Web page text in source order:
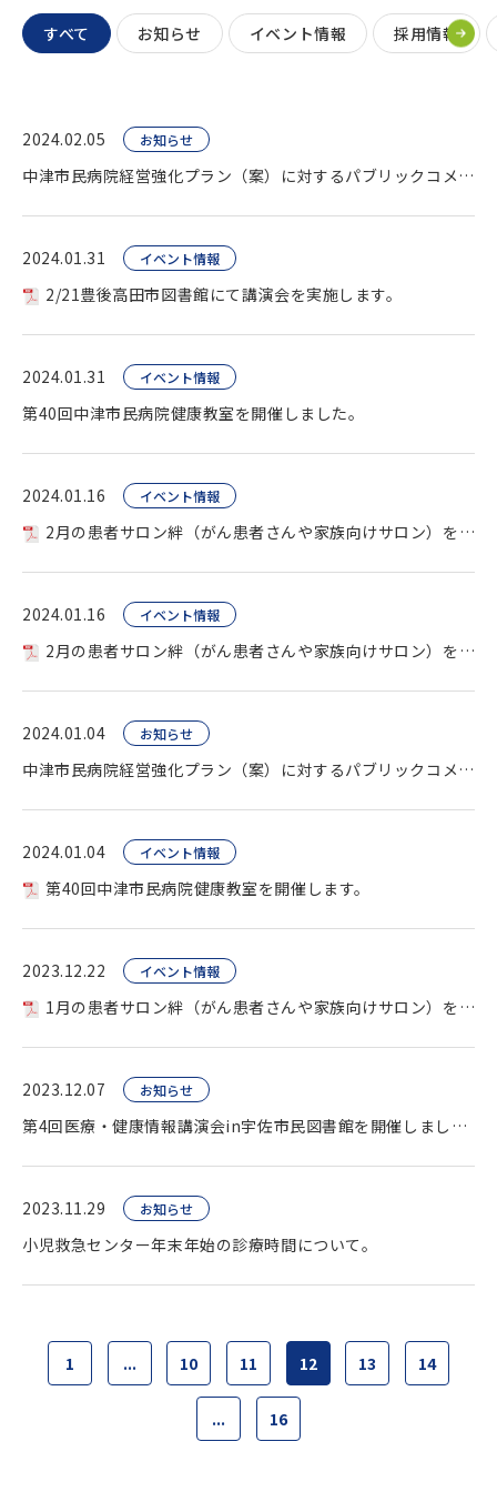
すべて お知らせ イベント情報 採用情報
2024.02.05 お知らせ
中津市民病院経営強化プラン（案）に対するパブリックコメント終了。
2024.01.31 イベント情報
2/21豊後高田市図書館にて講演会を実施します。
2024.01.31 イベント情報
第40回中津市民病院健康教室を開催しました。
2024.01.16 イベント情報
2月の患者サロン絆（がん患者さんや家族向けサロン）を開催します。
2024.01.16 イベント情報
2月の患者サロン絆（がん患者さんや家族向けサロン）を開催します。
2024.01.04 お知らせ
中津市民病院経営強化プラン（案）に対するパブリックコメント募集。
2024.01.04 イベント情報
第40回中津市民病院健康教室を開催します。
2023.12.22 イベント情報
1月の患者サロン絆（がん患者さんや家族向けサロン）を開催します。
2023.12.07 お知らせ
第4回医療・健康情報講演会in宇佐市民図書館を開催しました。
2023.11.29 お知らせ
小児救急センター年末年始の診療時間について。
1 ... 10 11 12 13 14
... 16